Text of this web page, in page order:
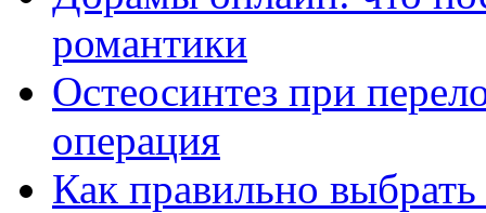
романтики
Остеосинтез при
операция
Как правильно